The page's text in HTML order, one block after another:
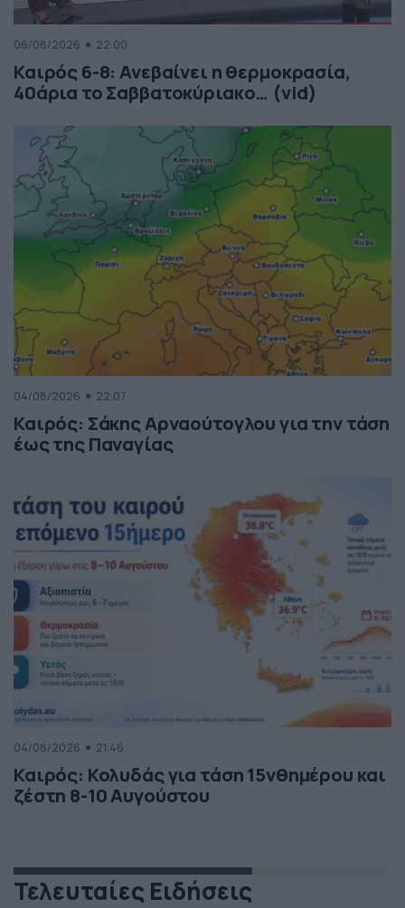
06/08/2026 22:00
Καιρός 6-8: Ανεβαίνει η θερμοκρασία,
40άρια το Σαββατοκύριακο… (vid)
04/08/2026 22:07
Καιρός: Σάκης Αρναούτογλου για την τάση
έως της Παναγίας
04/08/2026 21:46
Καιρός: Κολυδάς για τάση 15νθημέρου και
ζέστη 8-10 Αυγούστου
Τελευταίες Ειδήσεις